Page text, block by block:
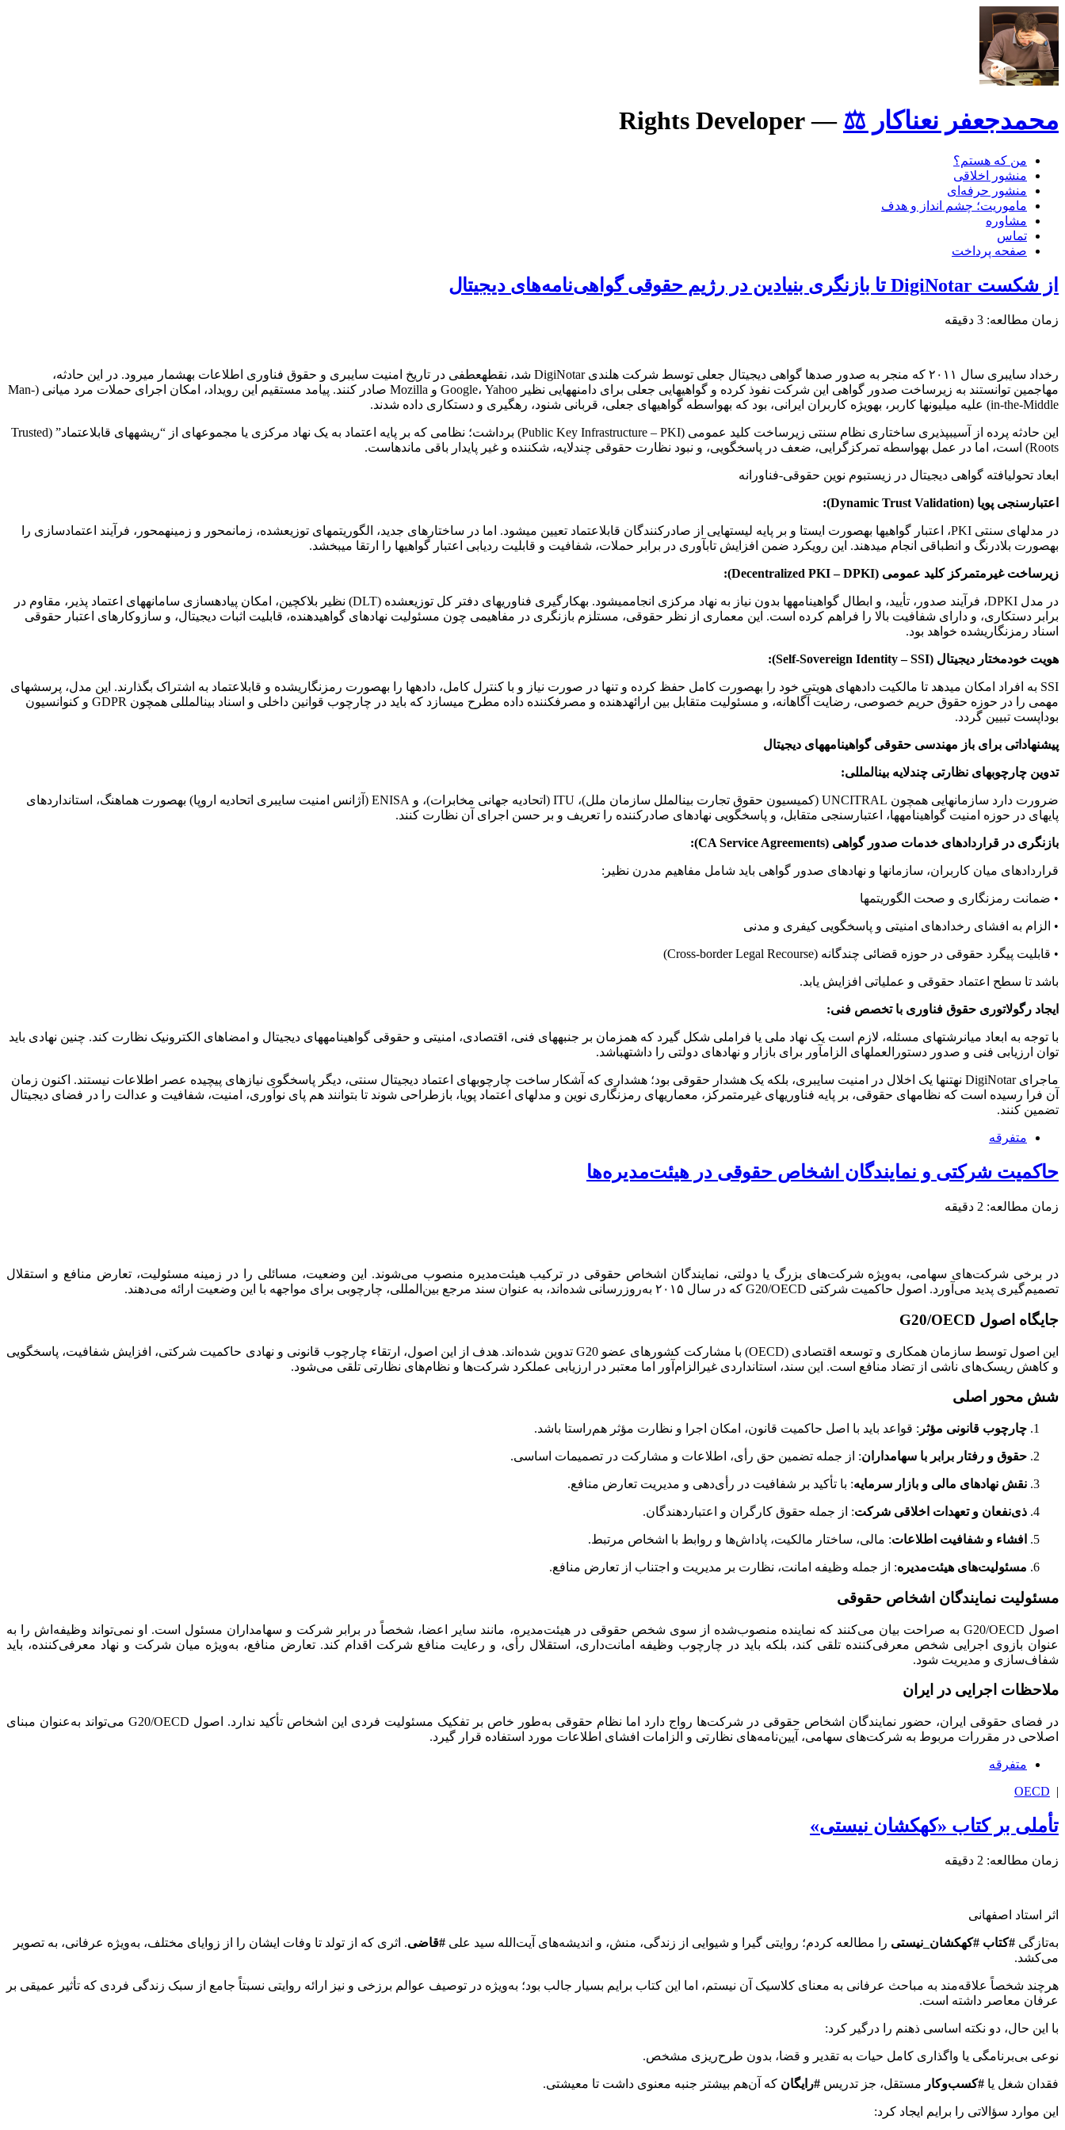
محمدجعفر نعناکار ⚖️ —
Rights Developer
من که هستم؟
منشور اخلاقی
منشور حرفه‌ای
ماموریت؛ چشم انداز و هدف
مشاوره
تماس
صفحه پرداخت
از شکست DigiNotar تا بازنگری بنیادین در رژیم حقوقی گواهی‌نامه‌های دیجیتال
زمان مطالعه: 3 دقیقه
رخداد سایبری سال ۲۰۱۱ که منجر به صدور صدها گواهی دیجیتال جعلی توسط شرکت هلندی DigiNotar شد، نقطهعطفی در تاریخ امنیت سایبری و حقوق فناوری اطلاعات بهشمار میرود. در این حادثه،
مهاجمین توانستند به زیرساخت صدور گواهی این شرکت نفوذ کرده و گواهیهایی جعلی برای دامنههایی نظیر Google، Yahoo و Mozilla صادر کنند. پیامد مستقیم این رویداد، امکان اجرای حملات مرد میانی (Man-
in-the-Middle) علیه میلیونها کاربر، بهویژه کاربران ایرانی، بود که بهواسطه گواهیهای جعلی، قربانی شنود، رهگیری و دستکاری داده شدند.
این حادثه پرده از آسیبپذیری ساختاری نظام سنتی زیرساخت کلید عمومی (Public Key Infrastructure – PKI) برداشت؛ نظامی که بر پایه اعتماد به یک نهاد مرکزی یا مجموعهای از “ریشههای قابلاعتماد” (Trusted
Roots) است، اما در عمل بهواسطه تمرکزگرایی، ضعف در پاسخگویی، و نبود نظارت حقوقی چندلایه، شکننده و غیر پایدار باقی ماندهاست.
ابعاد تحولیافته گواهی دیجیتال در زیستبوم نوین حقوقی-فناورانه
اعتبارسنجی پویا (Dynamic Trust Validation):
در مدلهای سنتی PKI، اعتبار گواهیها بهصورت ایستا و بر پایه لیستهایی از صادرکنندگان قابلاعتماد تعیین میشود. اما در ساختارهای جدید، الگوریتمهای توزیعشده، زمانمحور و زمینهمحور، فرآیند اعتمادسازی را
بهصورت بلادرنگ و انطباقی انجام میدهند. این رویکرد ضمن افزایش تابآوری در برابر حملات، شفافیت و قابلیت ردیابی اعتبار گواهیها را ارتقا میبخشد.
زیرساخت غیرمتمرکز کلید عمومی (Decentralized PKI – DPKI):
در مدل DPKI، فرآیند صدور، تأیید، و ابطال گواهینامهها بدون نیاز به نهاد مرکزی انجاممیشود. بهکارگیری فناوریهای دفتر کل توزیعشده (DLT) نظیر بلاکچین، امکان پیادهسازی سامانههای اعتماد پذیر، مقاوم در
برابر دستکاری، و دارای شفافیت بالا را فراهم کرده است. این معماری از نظر حقوقی، مستلزم بازنگری در مفاهیمی چون مسئولیت نهادهای گواهیدهنده، قابلیت اثبات دیجیتال، و سازوکارهای اعتبار حقوقی
اسناد رمزنگاریشده خواهد بود.
هویت خودمختار دیجیتال (Self-Sovereign Identity – SSI):
SSI به افراد امکان میدهد تا مالکیت دادههای هویتی خود را بهصورت کامل حفظ کرده و تنها در صورت نیاز و با کنترل کامل، دادهها را بهصورت رمزنگاریشده و قابلاعتماد به اشتراک بگذارند. این مدل، پرسشهای
مهمی را در حوزه حقوق حریم خصوصی، رضایت آگاهانه، و مسئولیت متقابل بین ارائهدهنده و مصرفکننده داده مطرح میسازد که باید در چارچوب قوانین داخلی و اسناد بینالمللی همچون GDPR و کنوانسیون
بوداپست تبیین گردد.
پیشنهاداتی برای باز مهندسی حقوقی گواهینامههای دیجیتال
تدوین چارچوبهای نظارتی چندلایه بینالمللی:
ضرورت دارد سازمانهایی همچون UNCITRAL (کمیسیون حقوق تجارت بینالملل سازمان ملل)، ITU (اتحادیه جهانی مخابرات)، و ENISA (آژانس امنیت سایبری اتحادیه اروپا) بهصورت هماهنگ، استانداردهای
پایهای در حوزه امنیت گواهینامهها، اعتبارسنجی متقابل، و پاسخگویی نهادهای صادرکننده را تعریف و بر حسن اجرای آن نظارت کنند.
بازنگری در قراردادهای خدمات صدور گواهی (CA Service Agreements):
قراردادهای میان کاربران، سازمانها و نهادهای صدور گواهی باید شامل مفاهیم مدرن نظیر:
• ضمانت رمزنگاری و صحت الگوریتمها
• الزام به افشای رخدادهای امنیتی و پاسخگویی کیفری و مدنی
• قابلیت پیگرد حقوقی در حوزه قضائی چندگانه (Cross-border Legal Recourse)
باشد تا سطح اعتماد حقوقی و عملیاتی افزایش یابد.
ایجاد رگولاتوری حقوق فناوری با تخصص فنی:
با توجه به ابعاد میانرشتهای مسئله، لازم است یک نهاد ملی یا فراملی شکل گیرد که همزمان بر جنبههای فنی، اقتصادی، امنیتی و حقوقی گواهینامههای دیجیتال و امضاهای الکترونیک نظارت کند. چنین نهادی باید
توان ارزیابی فنی و صدور دستورالعملهای الزامآور برای بازار و نهادهای دولتی را داشتهباشد.
ماجرای DigiNotar نهتنها یک اخلال در امنیت سایبری، بلکه یک هشدار حقوقی بود؛ هشداری که آشکار ساخت چارچوبهای اعتماد دیجیتال سنتی، دیگر پاسخگوی نیازهای پیچیده عصر اطلاعات نیستند. اکنون زمان
آن فرا رسیده است که نظامهای حقوقی، بر پایه فناوریهای غیرمتمرکز، معماریهای رمزنگاری نوین و مدلهای اعتماد پویا، بازطراحی شوند تا بتوانند هم پای نوآوری، امنیت، شفافیت و عدالت را در فضای دیجیتال
تضمین کنند.
متفرقه
حاکمیت شرکتی و نمایندگان اشخاص حقوقی در هیئت‌مدیره‌ها
زمان مطالعه: 2 دقیقه
در برخی شرکت‌های سهامی، به‌ویژه شرکت‌های بزرگ یا دولتی، نمایندگان اشخاص حقوقی در ترکیب هیئت‌مدیره منصوب می‌شوند. این وضعیت، مسائلی را در زمینه مسئولیت، تعارض منافع و استقلال
تصمیم‌گیری پدید می‌آورد. اصول حاکمیت شرکتی G20/OECD که در سال ۲۰۱۵ به‌روزرسانی شده‌اند، به عنوان سند مرجع بین‌المللی، چارچوبی برای مواجهه با این وضعیت ارائه می‌دهند.
جایگاه اصول G20/OECD
این اصول توسط سازمان همکاری و توسعه اقتصادی (OECD) با مشارکت کشورهای عضو G20 تدوین شده‌اند. هدف از این اصول، ارتقاء چارچوب قانونی و نهادی حاکمیت شرکتی، افزایش شفافیت، پاسخگویی
و کاهش ریسک‌های ناشی از تضاد منافع است. این سند، استانداردی غیرالزام‌آور اما معتبر در ارزیابی عملکرد شرکت‌ها و نظام‌های نظارتی تلقی می‌شود.
شش محور اصلی
چارچوب قانونی مؤثر : قواعد باید با اصل حاکمیت قانون، امکان اجرا و نظارت مؤثر هم‌راستا باشد.
حقوق و رفتار برابر با سهامداران: از جمله تضمین حق رأی، اطلاعات و مشارکت در تصمیمات اساسی.
نقش نهادهای مالی و بازار سرمایه: با تأکید بر شفافیت در رأی‌دهی و مدیریت تعارض منافع.
ذی‌نفعان و تعهدات اخلاقی شرکت: از جمله حقوق کارگران و اعتباردهندگان.
افشاء و شفافیت اطلاعات: مالی، ساختار مالکیت، پاداش‌ها و روابط با اشخاص مرتبط.
مسئولیت‌های هیئت‌مدیره: از جمله وظیفه امانت، نظارت بر مدیریت و اجتناب از تعارض منافع.
مسئولیت نمایندگان اشخاص حقوقی
اصول G20/OECD به صراحت بیان می‌کنند که نماینده منصوب‌شده از سوی شخص حقوقی در هیئت‌مدیره، مانند سایر اعضا، شخصاً در برابر شرکت و سهامداران مسئول است. او نمی‌تواند وظیفه‌اش را به
عنوان بازوی اجرایی شخص معرفی‌کننده تلقی کند، بلکه باید در چارچوب وظیفه امانت‌داری، استقلال رأی، و رعایت منافع شرکت اقدام کند. تعارض منافع، به‌ویژه میان شرکت و نهاد معرفی‌کننده، باید
شفاف‌سازی و مدیریت شود.
ملاحظات اجرایی در ایران
در فضای حقوقی ایران، حضور نمایندگان اشخاص حقوقی در شرکت‌ها رواج دارد اما نظام حقوقی به‌طور خاص بر تفکیک مسئولیت فردی این اشخاص تأکید ندارد. اصول G20/OECD می‌تواند به‌عنوان مبنای
اصلاحی در مقررات مربوط به شرکت‌های سهامی، آیین‌نامه‌های نظارتی و الزامات افشای اطلاعات مورد استفاده قرار گیرد.
متفرقه
|
OECD
تأملی بر کتاب «کهکشان نیستی»
زمان مطالعه: 2 دقیقه
اثر استاد اصفهانی
به‌تازگی #کتاب #کهکشان_نیستی را مطالعه کردم؛ روایتی گیرا و شیوایی از زندگی، منش، و اندیشه‌های آیت‌الله سید علی #قاضی. اثری که از تولد تا وفات ایشان را از زوایای مختلف، به‌ویژه عرفانی، به تصویر
می‌کشد.
هرچند شخصاً علاقه‌مند به مباحث عرفانی به معنای کلاسیک آن نیستم، اما این کتاب برایم بسیار جالب بود؛ به‌ویژه در توصیف عوالم برزخی و نیز ارائه روایتی نسبتاً جامع از سبک زندگی فردی که تأثیر عمیقی بر
عرفان معاصر داشته است.
با این حال، دو نکته اساسی ذهنم را درگیر کرد:
نوعی بی‌برنامگی یا واگذاری کامل حیات به تقدیر و قضا، بدون طرح‌ریزی مشخص.
فقدان شغل یا #کسب‌وکار مستقل، جز تدریس #رایگان که آن‌هم بیشتر جنبه معنوی داشت تا معیشتی.
این موارد سؤالاتی را برایم ایجاد کرد: